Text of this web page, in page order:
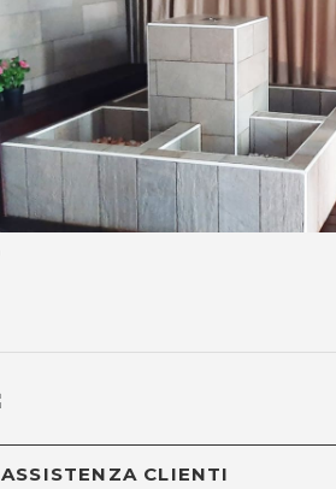
ASSISTENZA CLIENTI